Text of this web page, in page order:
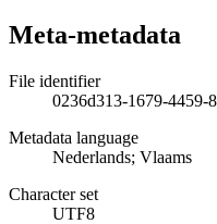
Meta-metadata
File identifier
0236d313-1679-4459-
Metadata language
Nederlands; Vlaams
Character set
UTF8